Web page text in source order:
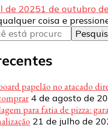
de 20251 de outubro
coisa e
papelão no atacado
4 de agosto de
para fatia de pizza:
21 de julho de